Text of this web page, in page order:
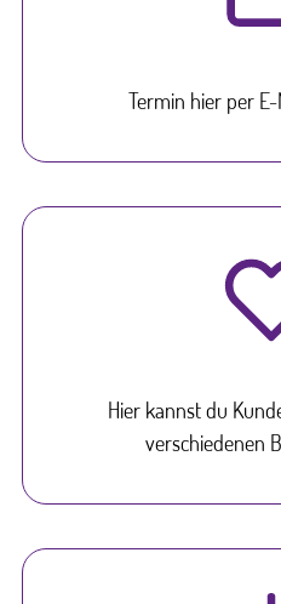
Termin hier per
Hier kannst du
verschiedenen